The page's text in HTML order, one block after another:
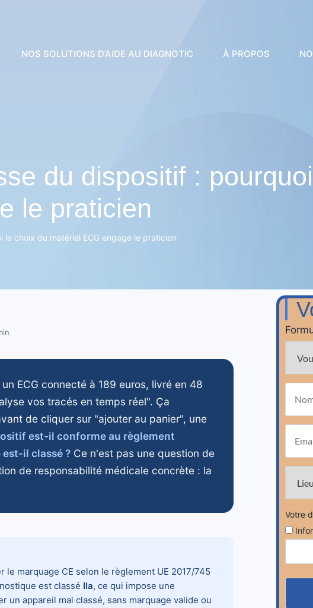
NOS SOLUTIONS D’AIDE AU DIAGNOTIC À PROPOS
du dispositif :
le praticien
choix du matériel ECG engage le praticien
ECG connecté à 189 euros, livré en 48
vos tracés en temps réel". Ça
de cliquer sur "ajouter au panier", une
est-il conforme au règlement
est-il classé ? Ce n'est pas une question de
de responsabilité médicale concrète : la
marquage CE selon le règlement UE 2017/745
est classé IIa, ce qui impose une
appareil mal classé, sans marquage valide ou
Votre